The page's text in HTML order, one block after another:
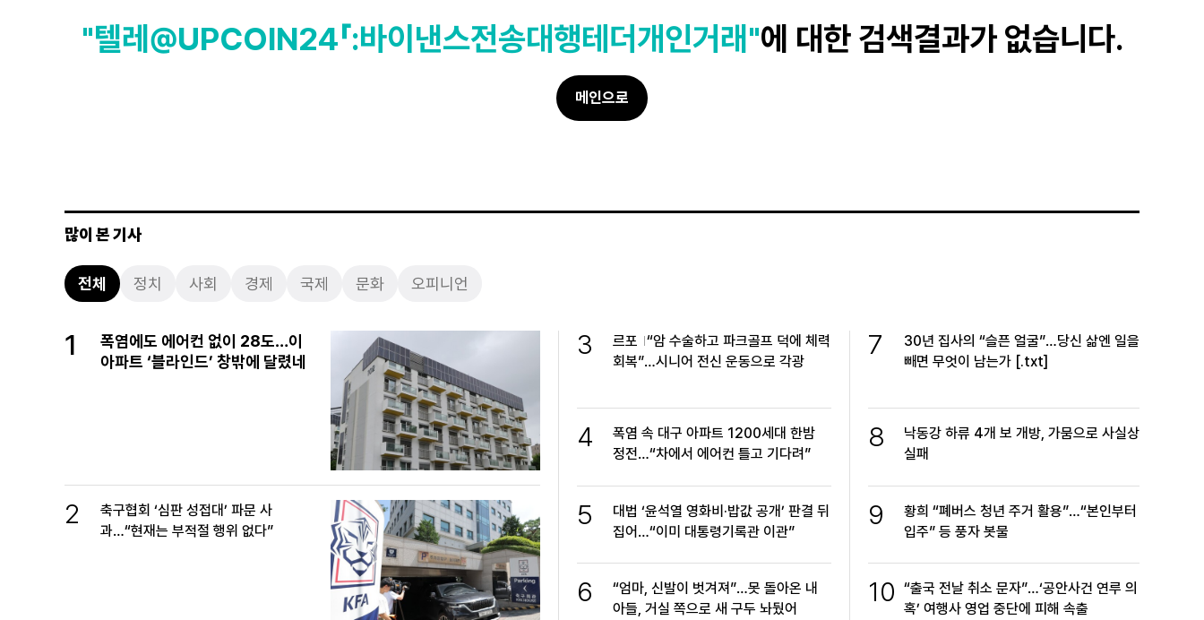
"텔레@UPCOIN24「:바이낸스전송대행테더개인거래"에 대한 검색결과가 없습니다.
메인으로
많이 본 기사
전체 정치 사회 경제 국제 문화 오피니언
1
폭염에도 에어컨 없이 28도…이
아파트 ‘블라인드’ 창밖에 달렸네
2
축구협회 ‘심판 성접대’ 파문 사
과…“현재는 부적절 행위 없다”
3 르포 “암 수술하고 파크골프 덕에 체력
회복”…시니어 전신 운동으로 각광
4
폭염 속 대구 아파트 1200세대 한밤
정전…“차에서 에어컨 틀고 기다려”
5
대법 ‘윤석열 영화비·밥값 공개’ 판결 뒤
집어…“이미 대통령기록관 이관”
6
“엄마, 신발이 벗겨져”…못 돌아온 내
아들, 거실 쪽으로 새 구두 놔뒀어
7
30년 집사의 “슬픈 얼굴”…당신 삶엔 일을
빼면 무엇이 남는가 [.txt]
8
낙동강 하류 4개 보 개방, 가뭄으로 사실상
실패
9
황희 “폐버스 청년 주거 활용”…“본인부터
입주” 등 풍자 봇물
10 “출국 전날 취소 문자”…‘공안사건 연루 의
혹’ 여행사 영업 중단에 피해 속출